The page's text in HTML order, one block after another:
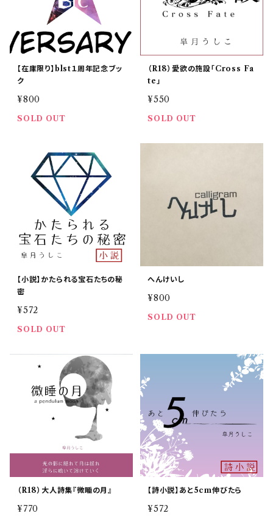
【在庫限り】blst１周年記念ブッ
ク
¥800
SOLD OUT
（R18）愛欲の施設「Cross Fa
te」
¥550
SOLD OUT
【小説】かたられる宝石たちの秘
密
¥572
SOLD OUT
へんけいし
¥800
SOLD OUT
（R18）大人詩集『微睡の月』
¥770
【詩小説】あと5cm伸びたら
¥572